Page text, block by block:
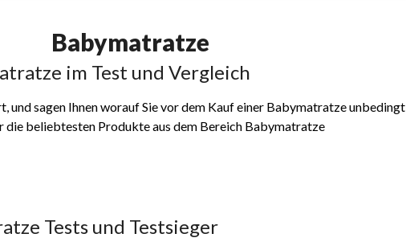
Babymatratze
im Test und Vergleich
und sagen Ihnen worauf Sie vor dem Kauf einer Babymatratze unbedingt
die beliebtesten Produkte aus dem Bereich Babymatratze
Tests und Testsieger